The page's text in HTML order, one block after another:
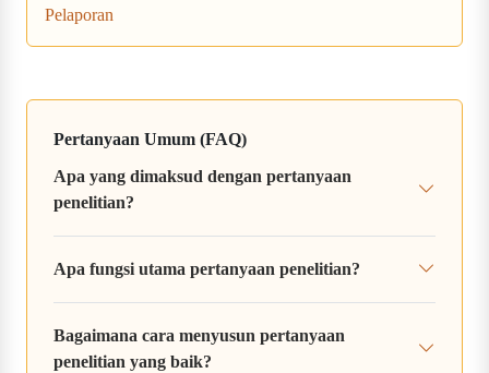
Pelaporan
Pertanyaan Umum (FAQ)
Apa yang dimaksud dengan pertanyaan
penelitian?
Apa fungsi utama pertanyaan penelitian?
Bagaimana cara menyusun pertanyaan
penelitian yang baik?